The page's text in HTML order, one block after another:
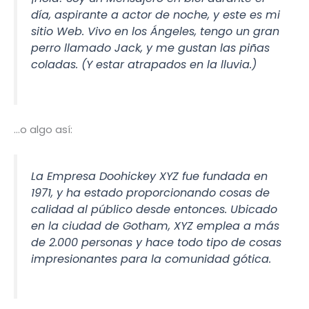
día, aspirante a actor de noche, y este es mi
sitio Web. Vivo en los Ángeles, tengo un gran
perro llamado Jack, y me gustan las piñas
coladas. (Y estar atrapados en la lluvia.)
…o algo así:
La Empresa Doohickey XYZ fue fundada en
1971, y ha estado proporcionando cosas de
calidad al público desde entonces. Ubicado
en la ciudad de Gotham, XYZ emplea a más
de 2.000 personas y hace todo tipo de cosas
impresionantes para la comunidad gótica.